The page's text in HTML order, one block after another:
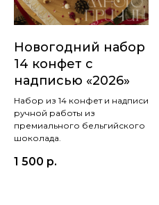
Новогодний набор
14 конфет с
надписью «2026»
Набор из 14 конфет и надписи
ручной работы из
премиального бельгийского
шоколада.
1 500 р.